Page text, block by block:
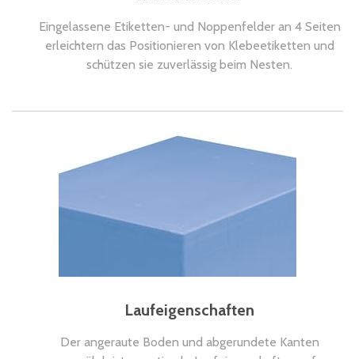
Eingelassene Etiketten- und Noppenfelder an 4 Seiten
erleichtern das Positionieren von Klebeetiketten und
schützen sie zuverlässig beim Nesten.
Laufeigenschaften
Der angeraute Boden und abgerundete Kanten